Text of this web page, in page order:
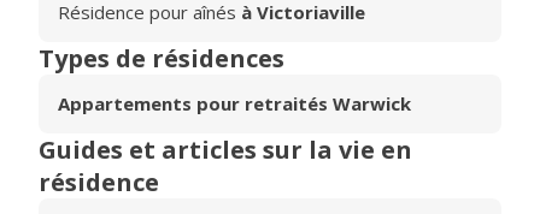
Résidence pour aînés à Victoriaville
Types de résidences
Appartements pour retraités Warwick
Guides et articles sur la vie en
résidence